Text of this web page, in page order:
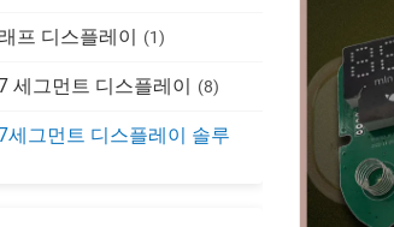
프 디스플레이 (1)
세그먼트 디스플레이 (8)
세그먼트 디스플레이 솔루